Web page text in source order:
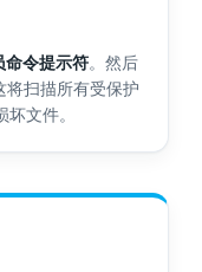
命令提示符。然后
扫描所有受保护
文件。